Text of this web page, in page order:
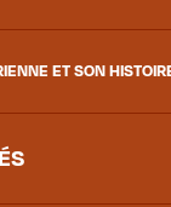
ET SON